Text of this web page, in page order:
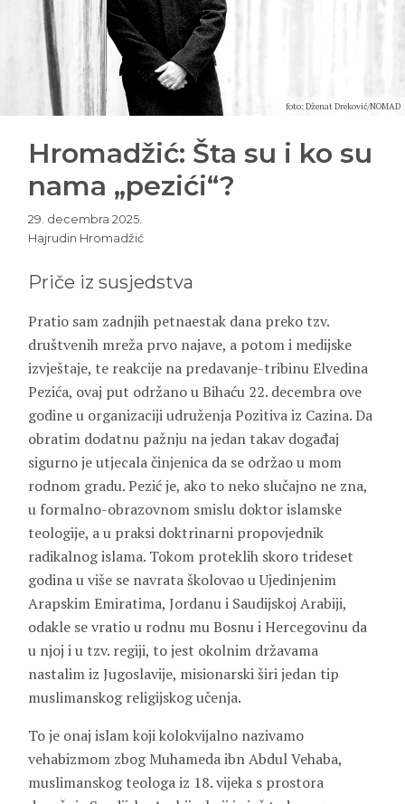
foto: Dženat Dreković/NOMAD
Hromadžić: Šta su i ko su
nama „pezići“?
29. decembra 2025.
Hajrudin Hromadžić
Priče iz susjedstva
Pratio sam zadnjih petnaestak dana preko tzv.
društvenih mreža prvo najave, a potom i medijske
izvještaje, te reakcije na predavanje-tribinu Elvedina
Pezića, ovaj put održano u Bihaću 22. decembra ove
godine u organizaciji udruženja Pozitiva iz Cazina. Da
obratim dodatnu pažnju na jedan takav događaj
sigurno je utjecala činjenica da se održao u mom
rodnom gradu. Pezić je, ako to neko slučajno ne zna,
u formalno-obrazovnom smislu doktor islamske
teologije, a u praksi doktrinarni propovjednik
radikalnog islama. Tokom proteklih skoro trideset
godina u više se navrata školovao u Ujedinjenim
Arapskim Emiratima, Jordanu i Saudijskoj Arabiji,
odakle se vratio u rodnu mu Bosnu i Hercegovinu da
u njoj i u tzv. regiji, to jest okolnim državama
nastalim iz Jugoslavije, misionarski širi jedan tip
muslimanskog religijskog učenja.
To je onaj islam koji kolokvijalno nazivamo
vehabizmom zbog Muhameda ibn Abdul Vehaba,
muslimanskog teologa iz 18. vijeka s prostora